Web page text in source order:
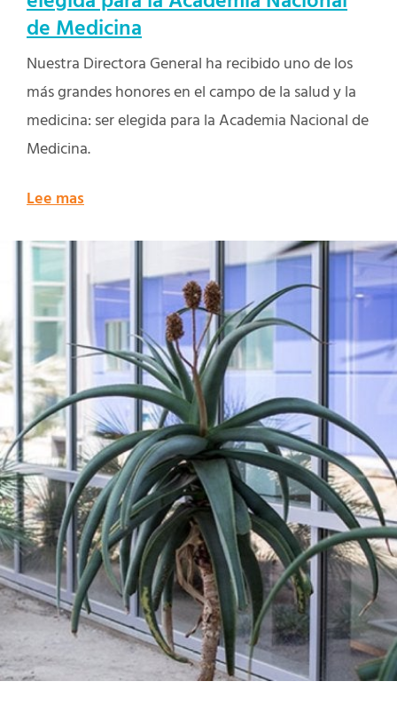
de Medicina
Nuestra Directora General ha recibido uno de los
más grandes honores en el campo de la salud y la
medicina: ser elegida para la Academia Nacional de
Medicina.
Lee mas